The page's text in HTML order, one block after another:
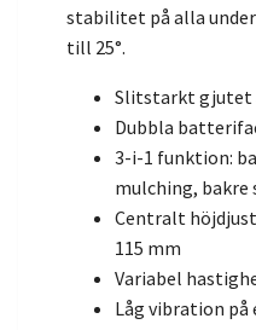
stabilitet på alla
till 25°.
Slitstarkt gjutet
Dubbla
3-i-1 funktion:
mulching,
Centralt
115 mm
Variabel
Låg vibration på